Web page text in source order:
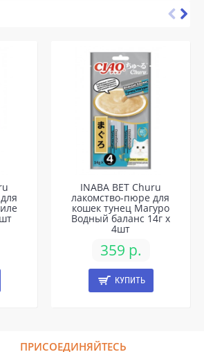
INABA ВЕТ Churu
лакомство-пюре для
кошек тунец Магуро
Водный баланс 14г х
4шт
359 р.
КУПИТЬ
ПРИСОЕДИНЯЙТЕСЬ